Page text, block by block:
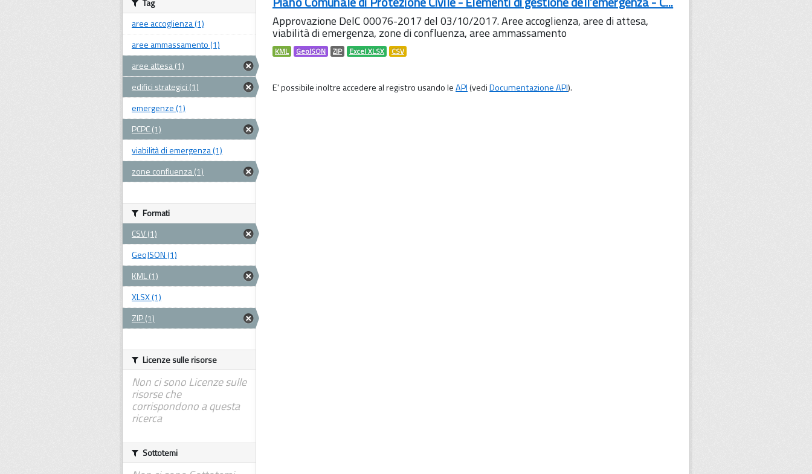
Approvazione DelC 00076-2017 del 03/10/2017. Aree accoglienza, aree di attesa,
viabilità di emergenza, zone di confluenza, aree ammassamento
KML GeoJSON ZIP Excel XLSX CSV
E' possibile inoltre accedere al registro usando leAPI(vediDocumentazione API).
Tag
aree accoglienza (1)
aree ammassamento (1)
aree attesa (1)
edifici strategici (1)
emergenze (1)
PCPC (1)
viabilità di emergenza (1)
zone confluenza (1)
Formati
CSV (1)
GeoJSON (1)
KML (1)
XLSX (1)
ZIP (1)
Licenze sulle risorse
Non ci sono Licenze sulle
risorse che
corrispondono a questa
ricerca
Sottotemi